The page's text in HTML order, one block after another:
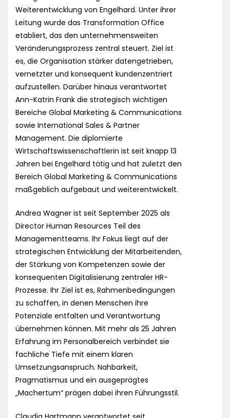
Weiterentwicklung von Engelhard. Unter ihrer
Leitung wurde das Transformation Office
etabliert, das den unternehmensweiten
Veränderungsprozess zentral steuert. Ziel ist
es, die Organisation stärker datengetrieben,
vernetzter und konsequent kundenzentriert
aufzustellen. Darüber hinaus verantwortet
Ann-Katrin Frank die strategisch wichtigen
Bereiche Global Marketing & Communications
sowie International Sales & Partner
Management. Die diplomierte
Wirtschaftswissenschaftlerin ist seit knapp 13
Jahren bei Engelhard tätig und hat zuletzt den
Bereich Global Marketing & Communications
maßgeblich aufgebaut und weiterentwickelt.
Andrea Wagner ist seit September 2025 als
Director Human Resources Teil des
Managementteams. Ihr Fokus liegt auf der
strategischen Entwicklung der Mitarbeitenden,
der Stärkung von Kompetenzen sowie der
konsequenten Digitalisierung zentraler HR-
Prozesse. Ihr Ziel ist es, Rahmenbedingungen
zu schaffen, in denen Menschen ihre
Potenziale entfalten und Verantwortung
übernehmen können. Mit mehr als 25 Jahren
Erfahrung im Personalbereich verbindet sie
fachliche Tiefe mit einem klaren
Umsetzungsanspruch. Nahbarkeit,
Pragmatismus und ein ausgeprägtes
„Machertum“ prägen dabei ihren Führungsstil.